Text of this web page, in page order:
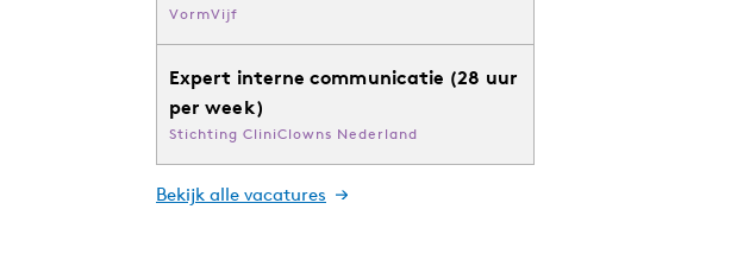
VormVijf
Expert interne communicatie (28 uur
per week)
Stichting CliniClowns Nederland
Bekijk alle vacatures